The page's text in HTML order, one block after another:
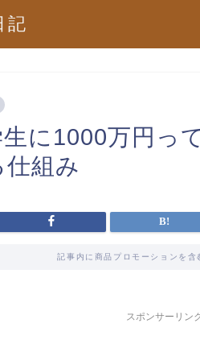
記
に1000万円っ
組み
記事内に商品プロモーションを含
スポンサーリン